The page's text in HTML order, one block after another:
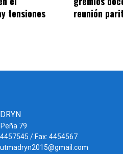
tensiones
reunión
79
/ Fax: 4454567